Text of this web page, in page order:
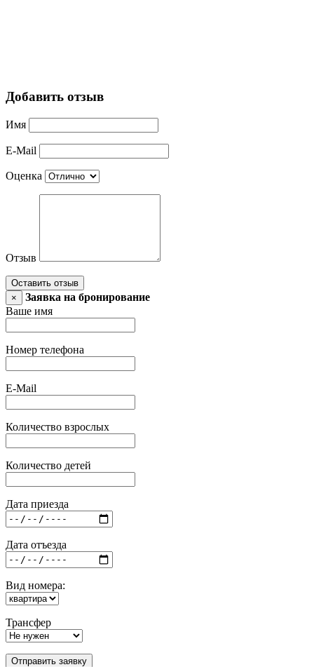
Добавить отзыв
Имя
E-Mail
Оценка
Отзыв
Оставить отзыв
×
Заявка на бронирование
Ваше имя
Номер телефона
E-Mail
Количество взрослых
Количество детей
Дата приезда
Дата отъезда
Вид номера:
Трансфер
Отправить заявку